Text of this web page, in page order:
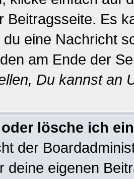
Beitragsseite. Es
eine Nachricht
am Ende der
Du kannst an
lösche ich
der
deine eigenen